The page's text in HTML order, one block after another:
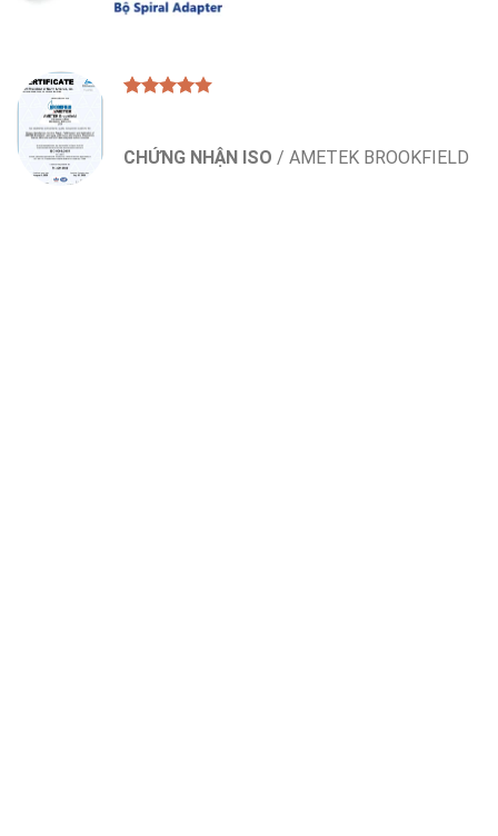
CHỨNG NHẬN ISO / AMETEK BROOKFIELD